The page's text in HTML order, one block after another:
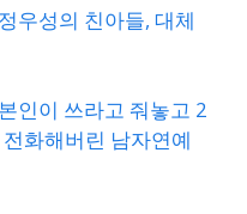
우성의 친아들, 대체
인이 쓰라고 줘놓고 2
화해버린 남자연예